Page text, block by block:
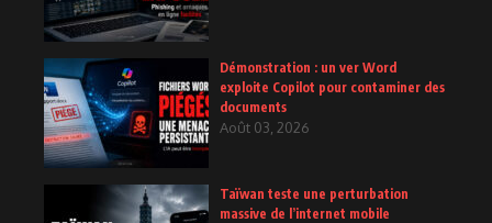
Démonstration : un ver Word
exploite Copilot pour contaminer des
documents
Août 03, 2026
Taïwan teste une perturbation
massive de l’internet mobile